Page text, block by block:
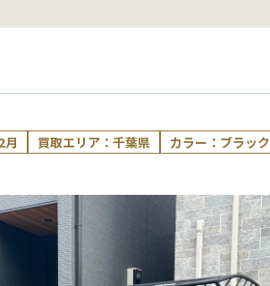
月 買取エリア：千葉県 カラー：ブラック